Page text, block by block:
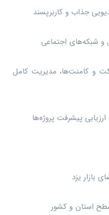
جذاب و کاربرپسند
و شبکه‌های اجتماعی
و کامنت‌ها، مدیریت کامل
پیشرفت پروژه‌ها
بازار یزد
استان و کشور